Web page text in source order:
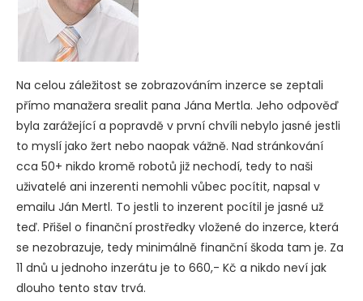
Na celou záležitost se zobrazováním inzerce se zeptali
přímo manažera srealit pana Jána Mertla. Jeho odpověď
byla zarážející a popravdě v první chvíli nebylo jasné jestli
to myslí jako žert nebo naopak vážně. Nad stránkování
cca 50+ nikdo kromě robotů již nechodí, tedy to naši
uživatelé ani inzerenti nemohli vůbec pocítit, napsal v
emailu Ján Mertl. To jestli to inzerent pocítil je jasné už
teď. Přišel o finanční prostředky vložené do inzerce, která
se nezobrazuje, tedy minimálně finanční škoda tam je. Za
11 dnů u jednoho inzerátu je to 660,- Kč a nikdo neví jak
dlouho tento stav trvá.